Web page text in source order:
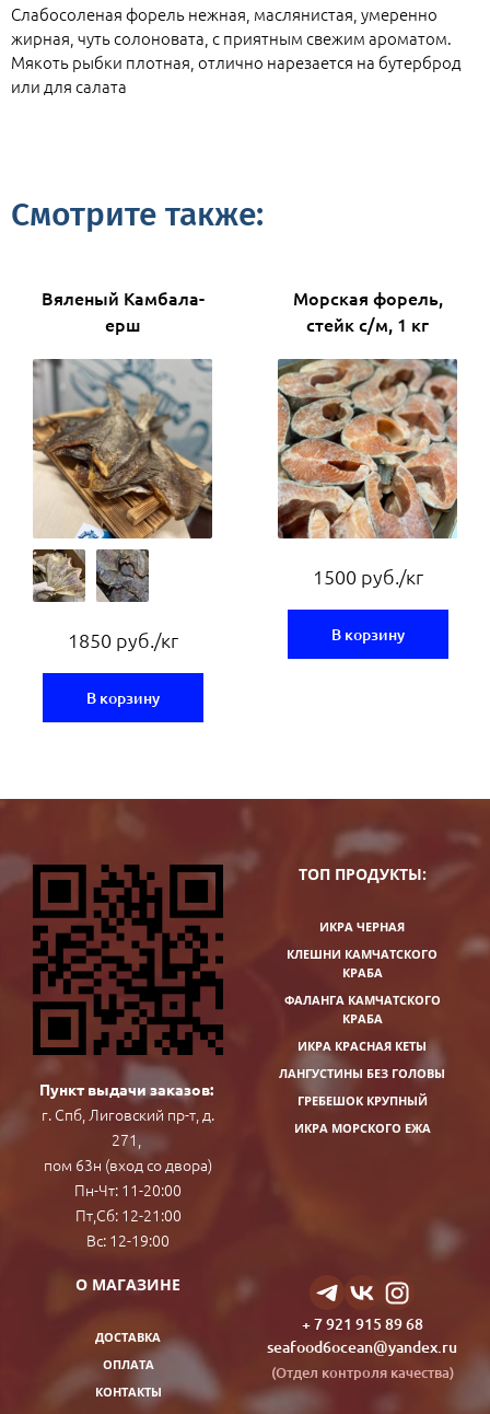
Слабосоленая форель нежная, маслянистая, умеренно
жирная, чуть солоновата, с приятным свежим ароматом.
Мякоть рыбки плотная, отлично нарезается на бутерброд
или для салата
Смотрите также:
Вяленый Камбала-
ерш
1850 руб./кг
В корзину
Морская форель,
стейк с/м, 1 кг
1500 руб./кг
В корзину
Пункт выдачи заказов:
г. Спб, Лиговский пр-т, д.
271,
пом 63н (вход со двора)
Пн-Чт: 11-20:00
Пт,Сб: 12-21:00
Вс: 12-19:00
ТОП ПРОДУКТЫ:
ИКРА ЧЕРНАЯ
КЛЕШНИ КАМЧАТСКОГО
КРАБА
ФАЛАНГА КАМЧАТСКОГО
КРАБА
ИКРА КРАСНАЯ КЕТЫ
ЛАНГУСТИНЫ БЕЗ ГОЛОВЫ
ГРЕБЕШОК КРУПНЫЙ
ИКРА МОРСКОГО ЕЖА
О МАГАЗИНЕ
ДОСТАВКА
ОПЛАТА
КОНТАКТЫ
+ 7 921 915 89 68
seafood6ocean@yandex.ru
(Отдел контроля качества)